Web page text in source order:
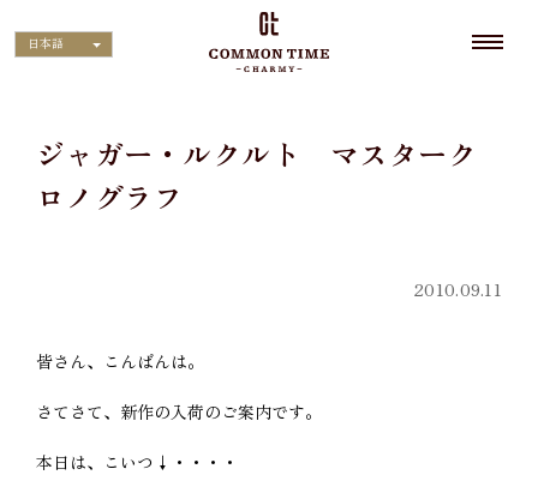
日本語
ジャガー・ルクルト マスターク
ロノグラフ
2010.09.11
皆さん、こんばんは。
さてさて、新作の入荷のご案内です。
本日は、こいつ↓・・・・